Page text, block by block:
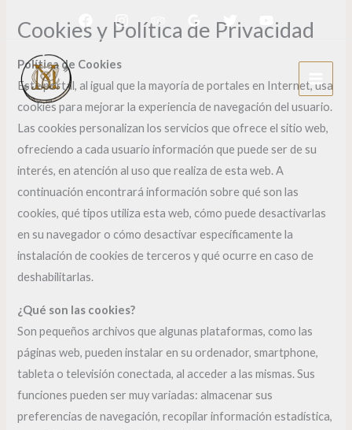
contenido
Cookies y Política de Privacidad
Política de Cookies
Este portal, al igual que la mayoría de portales en Internet, usa
cookies para mejorar la experiencia de navegación del usuario.
Las cookies personalizan los servicios que ofrece el sitio web,
ofreciendo a cada usuario información que puede ser de su
interés, en atención al uso que realiza de esta web. A
continuación encontrará información sobre qué son las
cookies, qué tipos utiliza esta web, cómo puede desactivarlas
en su navegador o cómo desactivar específicamente la
instalación de cookies de terceros y qué ocurre en caso de
deshabilitarlas.
¿Qué son las cookies?
Son pequeños archivos que algunas plataformas, como las
páginas web, pueden instalar en su ordenador, smartphone,
tableta o televisión conectada, al acceder a las mismas. Sus
funciones pueden ser muy variadas: almacenar sus
preferencias de navegación, recopilar información estadística,